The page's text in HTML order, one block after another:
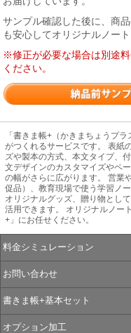
サンプル確認した後に、商
も安心してオリジナルノー
※修正が必要な場合は別途
ください。
「書きま帳+（かきまちょうプ
がつくれるサービスです。 表紙
ズや製本の方式、本文タイプ、
文デザインのカスタマイズやペ
の幅がさらに広がります。 営業
促品）、教育現場で使う学習ノ
オリジナルグッズ、贈り物とし
活用できます。 オリジナルノー
+」にお任せください。
料金シミュレーション
お問い合わせ
書きま帳+基本セット
オプション加工